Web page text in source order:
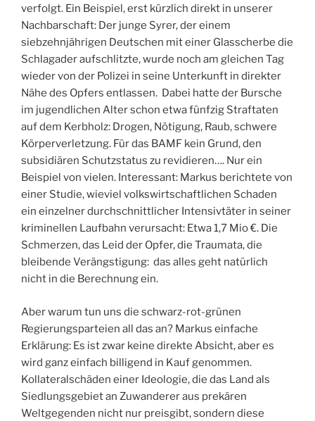
verfolgt. Ein Beispiel, erst kürzlich direkt in unserer
Nachbarschaft: Der junge Syrer, der einem
siebzehnjährigen Deutschen mit einer Glasscherbe die
Schlagader aufschlitzte, wurde noch am gleichen Tag
wieder von der Polizei in seine Unterkunft in direkter
Nähe des Opfers entlassen. Dabei hatte der Bursche
im jugendlichen Alter schon etwa fünfzig Straftaten
auf dem Kerbholz: Drogen, Nötigung, Raub, schwere
Körperverletzung. Für das BAMF kein Grund, den
subsidiären Schutzstatus zu revidieren…. Nur ein
Beispiel von vielen. Interessant: Markus berichtete von
einer Studie, wieviel volkswirtschaftlichen Schaden
ein einzelner durchschnittlicher Intensivtäter in seiner
kriminellen Laufbahn verursacht: Etwa 1,7 Mio €. Die
Schmerzen, das Leid der Opfer, die Traumata, die
bleibende Verängstigung: das alles geht natürlich
nicht in die Berechnung ein.
Aber warum tun uns die schwarz-rot-grünen
Regierungsparteien all das an? Markus einfache
Erklärung: Es ist zwar keine direkte Absicht, aber es
wird ganz einfach billigend in Kauf genommen.
Kollateralschäden einer Ideologie, die das Land als
Siedlungsgebiet an Zuwanderer aus prekären
Weltgegenden nicht nur preisgibt, sondern diese